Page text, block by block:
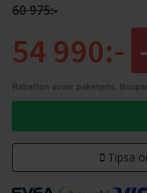
60 975:-
54 990:-
Tipsa